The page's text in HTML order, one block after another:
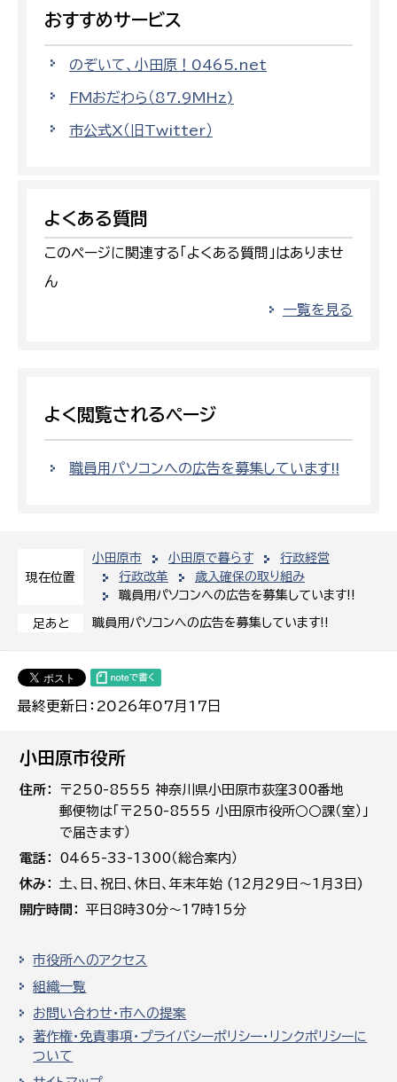
現在位置
小田原市 小田原で暮らす
行政経営
行政改革
歳入確保の取り組み
職員用パソコンへの広告を募集しています!!
足あと 職員用パソコンへの広告を募集しています!!
最終更新日：2026年07月17日
おすすめサービス
のぞいて、小田原！0465.net
FMおだわら（87.9MHz)
市公式X（旧Twitter）
よくある質問
このページに関連する「よくある質問」はありませ
ん
一覧を見る
よく閲覧されるページ
職員用パソコンへの広告を募集しています!!
小田原市役所
住所
〒250-8555 神奈川県小田原市荻窪300番地
郵便物は「〒250-8555 小田原市役所○○課（室）」
で届きます）
電話
0465-33-1300（総合案内）
休み
土､日､祝日、休日、年末年始 (12月29日～1月3日)
開庁時間
平日8時30分～17時15分
市役所へのアクセス
組織一覧
お問い合わせ・市への提案
著作権・免責事項・プライバシーポリシー・リンクポリシーに
ついて